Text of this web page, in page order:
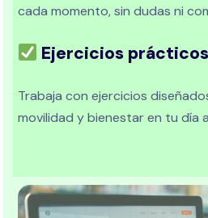
cada momento, sin dudas ni
Ejercicios
Trabaja con ejercicios
movilidad y bienestar en tu día